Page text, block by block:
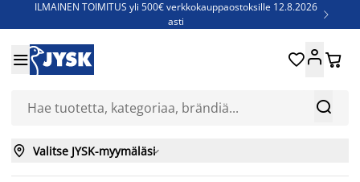
ILMAINEN TOIMITUS yli 500€ verkkokauppaostoksille 12.8.2026
asti

Jenkkisänkyjä - Säästä jopa 60%


 
 Valitse JYSK-myymäläsi